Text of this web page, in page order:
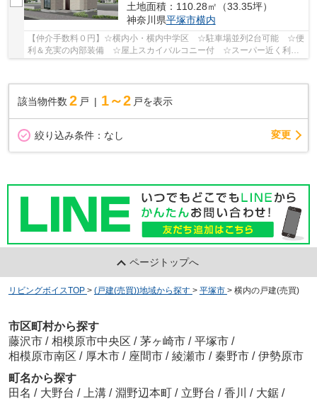
土地面積：110.28㎡（33.35坪）
神奈川県平塚市横内
【仲介手数料０円】☆横内小・横内中学区 ☆駐車場並列2台可能 ☆便
利＆充実の内部装備 ☆屋上スカイバルコニー付 ☆スーパー近く利便
該当物件数 2 戸 1～2 戸を表示
絞り込み条件： なし 変更
ページトップへ
リビングボイスTOP > (戸建(売買))地域から探す > 平塚市 > 横内の戸建(売買)
市区町村から探す
藤沢市 / 相模原市中央区 / 茅ヶ崎市 / 平塚市 /
相模原市南区 / 厚木市 / 座間市 / 綾瀬市 / 秦野市 / 伊勢原市
町名から探す
田名 / 大野台 / 上溝 / 淵野辺本町 / 立野台 / 香川 / 大鋸 /